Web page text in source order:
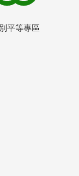
平等專區